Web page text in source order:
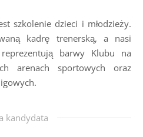
szkolenie dzieci i młodzieży.
kadrę trenerską, a nasi
barwy Klubu na
arenach sportowych oraz
kandydata